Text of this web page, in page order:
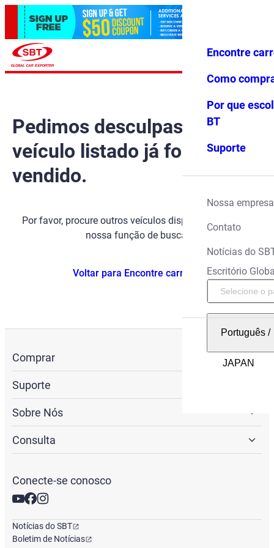
Favoritos Menu
Encontre
Como
Por que
BT
Suporte
Nossa empresa
Contato
Notícias do
Escritório
Português/
Pedimos desculpas, mas o
veículo listado já foi
vendido.
Por favor, procure outros veículos disponíveis usando
nossa função de busca.
Voltar para Encontre carros
Comprar
Suporte
Sobre Nós
Consulta
Conecte-se conosco
Notícias do SBT
Boletim de Notícias